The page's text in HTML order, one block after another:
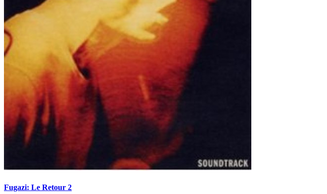
Fugazi: Le Retour 2